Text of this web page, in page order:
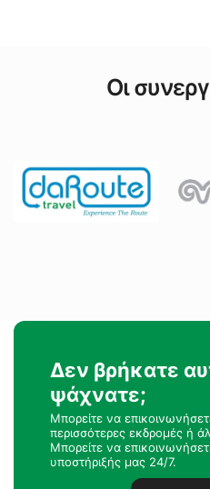
Οι
Δεν βρήκατε
ψάχνατε;
Μπορείτε να
περισσότερες εκδρομές ή
Μπορείτε να
υποστήριξής μας 24/7.